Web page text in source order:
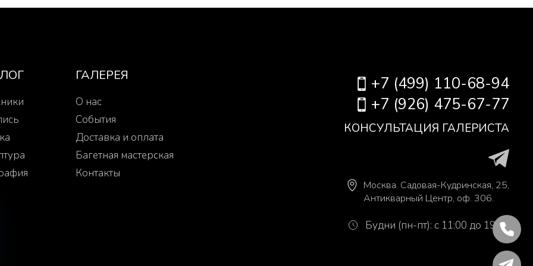
ГАЛЕРЕЯ
О нас
События
Доставка и оплата
Багетная мастерская
Контакты
+7 (499) 110-68-94
+7 (926) 475-67-77
КОНСУЛЬТАЦИЯ ГАЛЕРИСТА
Москва. Садовая-Кудринская, 25,
Антикварный Центр, оф. 306.
Будни (пн-пт): с 11:00 до 19:00